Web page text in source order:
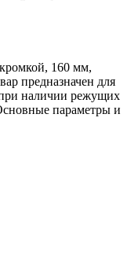
160 мм,
предназначен для
при наличии режущих
параметры и